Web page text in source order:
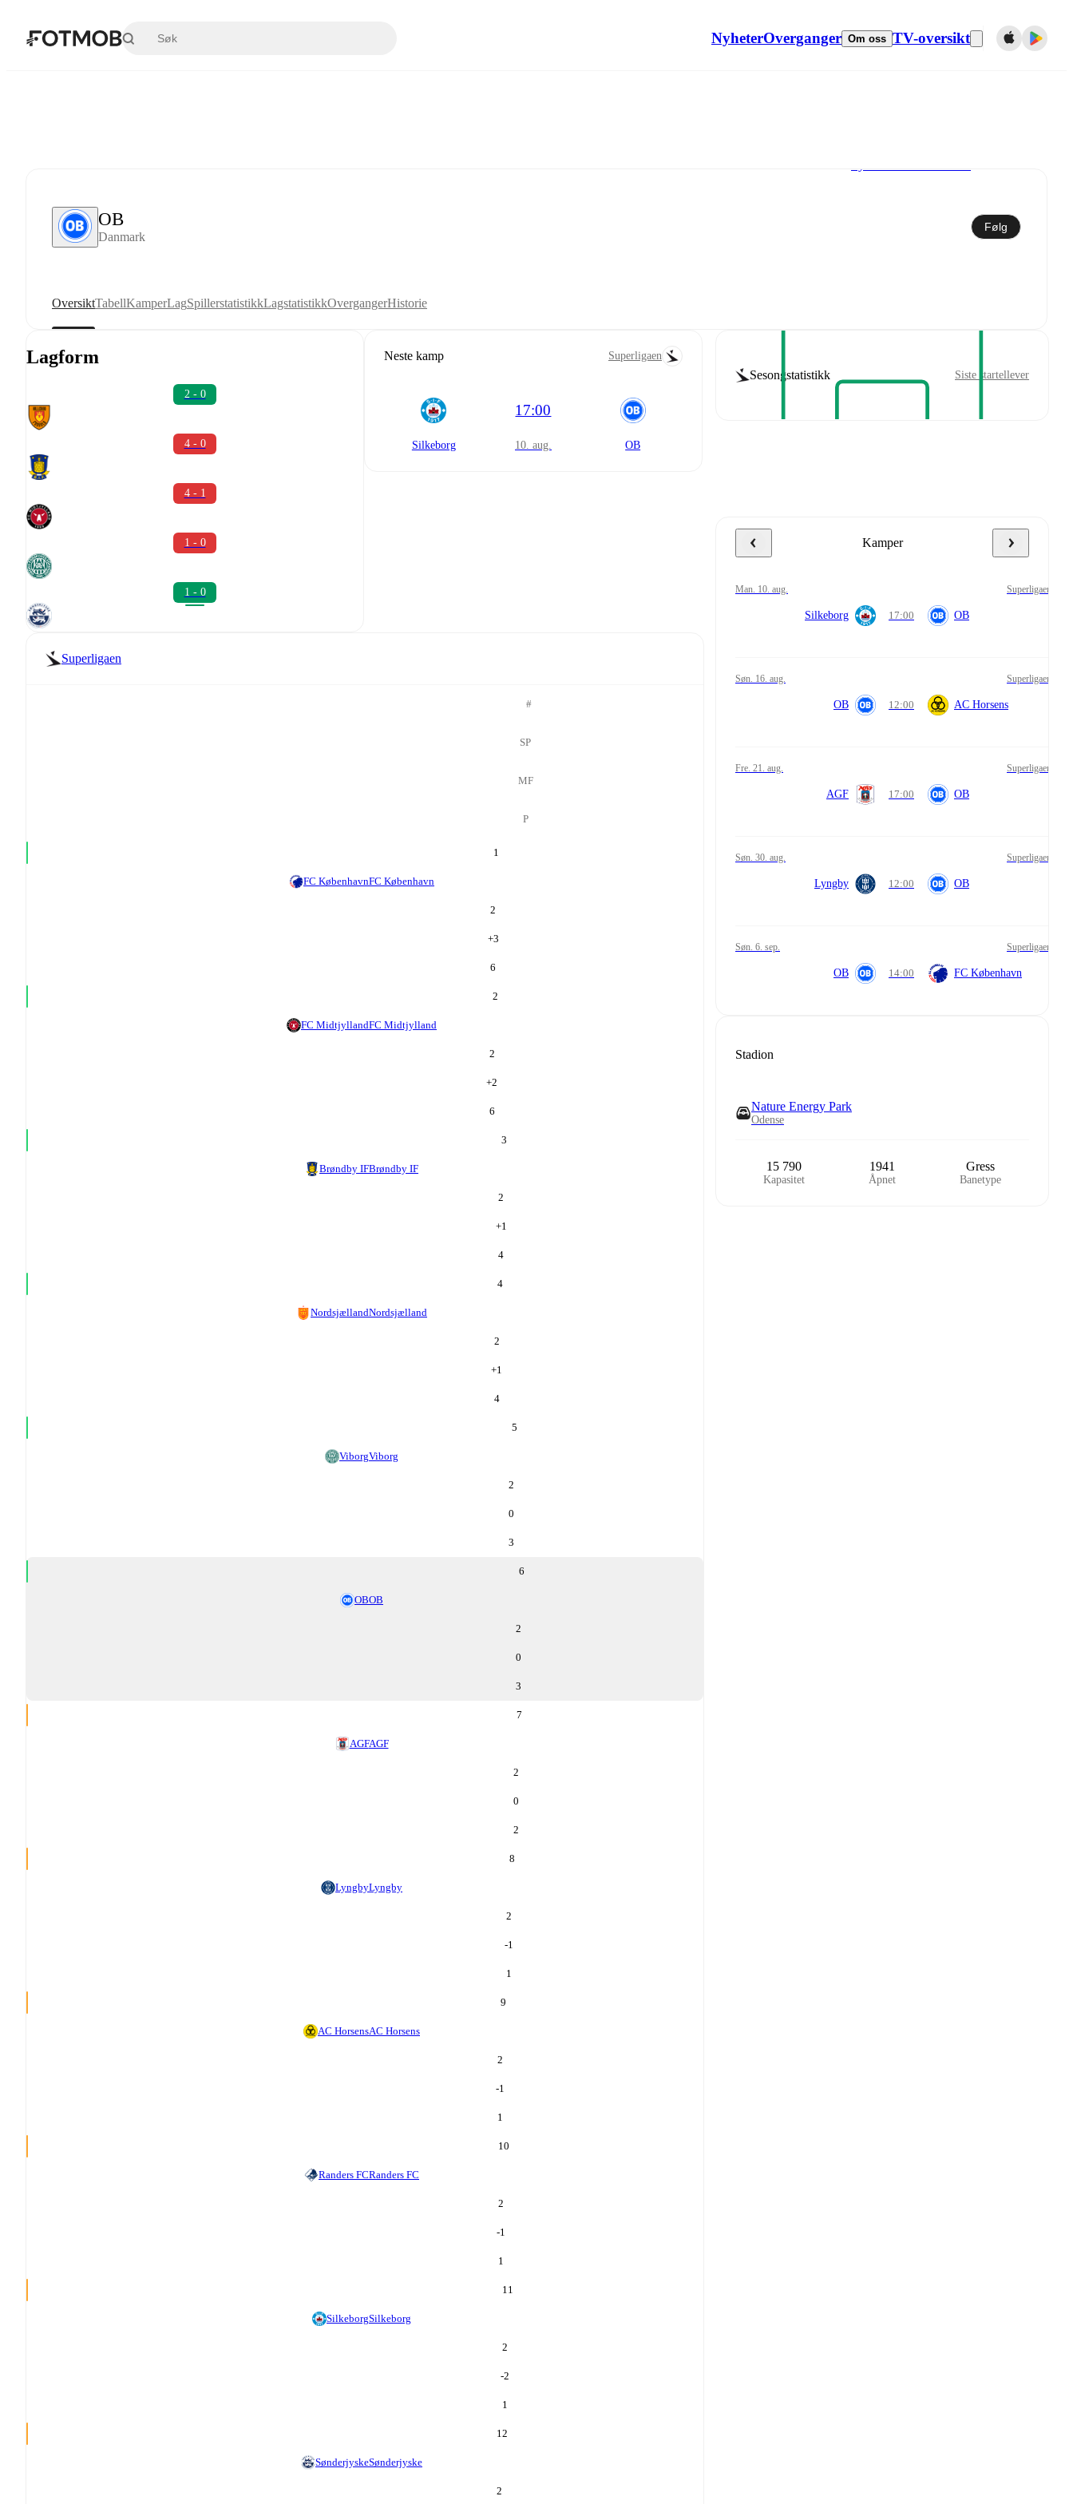
NyheterOverganger Om oss TV-oversikt
OB
Danmark
Følg
OversiktTabellKamperLagSpillerstatistikkLagstatistikkOvergangerHistorie
Lagform
2 - 0
4 - 0
4 - 1
1 - 0
1 - 0
Neste kamp Superligaen
Silkeborg
17:00
10. aug. OB
Superligaen
#
SP
MF
P
1
FC KøbenhavnFC København
2
+3
6
2
FC MidtjyllandFC Midtjylland
2
+2
6
3
Brøndby IFBrøndby IF
2
+1
4
4
NordsjællandNordsjælland
2
+1
4
5
ViborgViborg
2
0
3
6
OBOB
2
0
3
7
AGFAGF
2
0
2
8
LyngbyLyngby
2
-1
1
9
AC HorsensAC Horsens
2
-1
1
10
Randers FCRanders FC
2
-1
1
11
SilkeborgSilkeborg
2
-2
1
12
SønderjyskeSønderjyske
2
Sesongstatistikk Siste startellever
Kamper
man. 10. aug. Superligaen
Silkeborg 17:00 OB
søn. 16. aug. Superligaen
OB 12:00 AC Horsens
fre. 21. aug. Superligaen
AGF 17:00 OB
søn. 30. aug. Superligaen
Lyngby 12:00 OB
søn. 6. sep. Superligaen
OB 14:00 FC København
Stadion
Nature Energy Park
Odense
15 790
Kapasitet
1941
Åpnet
Gress
Banetype